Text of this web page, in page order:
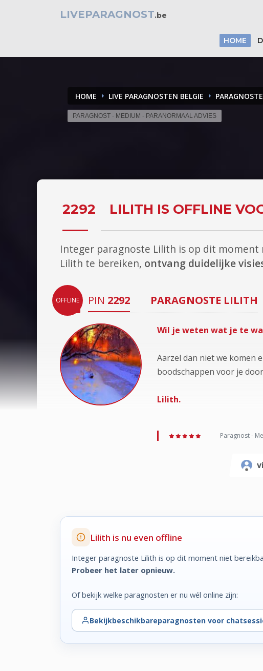
LIVEPARAGNOST.be
HOME
HOME LIVE PARAGNOSTEN BELGIE
PARAGNOST - MEDIUM - PARANORMAAL ADVIES
2292 LILITH IS OFFLINE
Integer paragnoste Lilith is op dit moment
Lilith te bereiken, ontvang duidelijke
OFFLINE PIN 2292 PARAGNOSTE LILITH
Wil je weten wat je te
Aarzel dan niet we komen
boodschappen voor je
Lilith.
Paragnost -
Lilith is nu even offline
Integer paragnoste Lilith is op dit moment niet
Probeer het later opnieuw.
Of bekijk welke paragnosten er nu wél online zijn:
Bekijkbeschikbareparagnosten voor